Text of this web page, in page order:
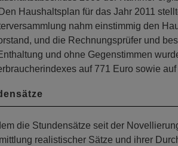
Haushaltsplan für das Jahr 2011
nahm einstimmig den
und die Rechnungsprüfer und
und ohne Gegenstimmen
auf 771 Euro sowie
die Stundensätze seit der
realistischer Sätze und ihrer